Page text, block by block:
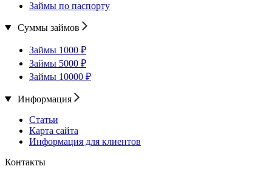
Займы по паспорту
Суммы займов
Займы 1000 ₽
Займы 5000 ₽
Займы 10000 ₽
Информация
Статьи
Карта сайта
Информация для клиентов
Контакты